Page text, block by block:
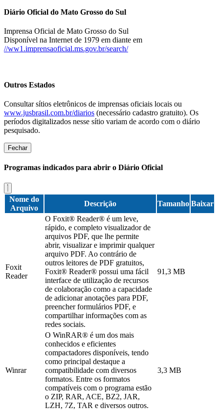
Diário Oficial do Mato Grosso do Sul
Imprensa Oficial de Mato Grosso do Sul
Disponível na Internet de 1979 em diante em
//ww1.imprensaoficial.ms.gov.br/search/
Outros Estados
Consultar sítios eletrônicos de imprensas oficiais locais ou
www.jusbrasil.com.br/diarios (necessário cadastro gratuito). Os
períodos digitalizados nesse sítio variam de acordo com o diário
pesquisado.
Fechar
Programas indicados para abrir o Diário Oficial
Nome do
Arquivo
Descrição Tamanho Baixar
Foxit
Reader
O Foxit® Reader® é um leve,
rápido, e completo visualizador de
arquivos PDF, que lhe permite
abrir, visualizar e imprimir qualquer
arquivo PDF. Ao contrário de
outros leitores de PDF gratuitos,
Foxit® Reader® possui uma fácil
interface de utilização de recursos
de colaboração como a capacidade
de adicionar anotações para PDF,
preencher formulários PDF, e
compartilhar informações com as
redes sociais.
91,3 MB
Winrar
O WinRAR® é um dos mais
conhecidos e eficientes
compactadores disponíveis, tendo
como principal destaque a
compatibilidade com diversos
formatos. Entre os formatos
compatíveis com o programa estão
o ZIP, RAR, ACE, BZ2, JAR,
LZH, 7Z, TAR e diversos outros.
3,3 MB